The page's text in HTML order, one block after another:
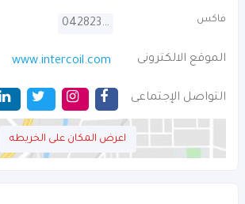
فاكس 042823038
الموقع الالكترونى www.intercoil.com
التواصل الإجتماعى
اعرض المكان على الخريطه